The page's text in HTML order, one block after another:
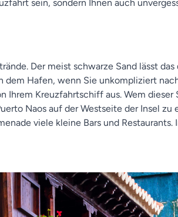
sein, sondern Ihnen auch
Der meist schwarze Sand lässt
dem Hafen, wenn Sie unkompliziert
Ihrem Kreuzfahrtschiff aus. Wem
Naos auf der Westseite der Insel
viele kleine Bars und